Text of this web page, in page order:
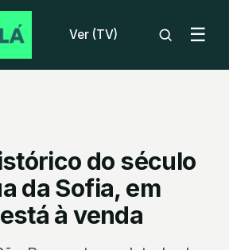
Ver (TV) ☰
do século
da Sofia, em
à venda